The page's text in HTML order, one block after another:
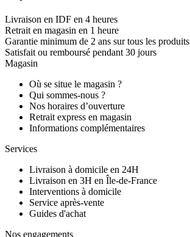
Livraison en IDF en 4 heures
Retrait en magasin en 1 heure
Garantie minimum de 2 ans sur tous les produits
Satisfait ou remboursé pendant 30 jours
Magasin
Où se situe le magasin ?
Qui sommes-nous ?
Nos horaires d’ouverture
Retrait express en magasin
Informations complémentaires
Services
Livraison à domicile en 24H
Livraison en 3H en Île-de-France
Interventions à domicile
Service après-vente
Guides d'achat
Nos engagements